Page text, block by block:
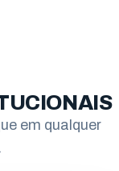
em qualquer